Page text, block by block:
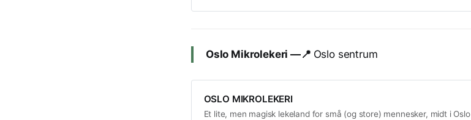
Oslo Mikrolekeri —📍 Oslo sentrum
OSLO MIKROLEKERI
Et lite, men magisk lekeland for små (og store) mennesker, midt i Oslo